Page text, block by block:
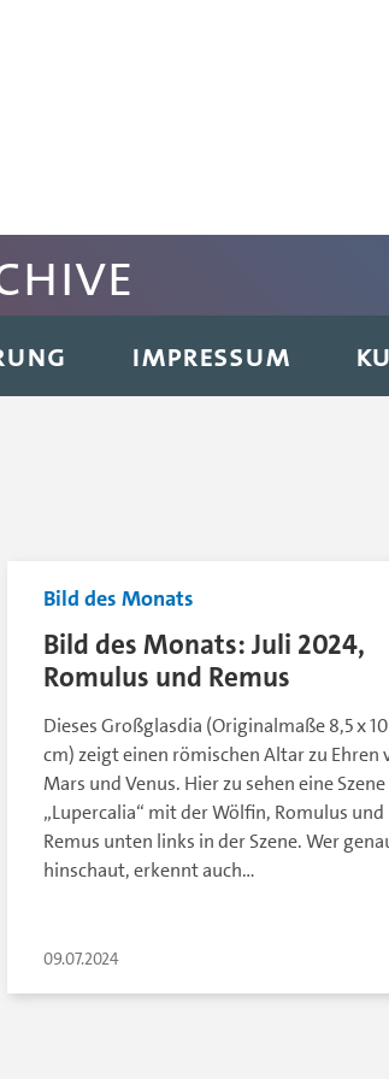
IMPRESSUM
Bild des Monats
Bild des Monats: Juli 2024,
Romulus und Remus
Dieses Großglasdia (Originalmaße 8,5 x 10
cm) zeigt einen römischen Altar zu Ehren
Mars und Venus. Hier zu sehen eine
„Lupercalia“ mit der Wölfin, Romulus und
Remus unten links in der Szene. Wer
hinschaut, erkennt auch…
09.07.2024